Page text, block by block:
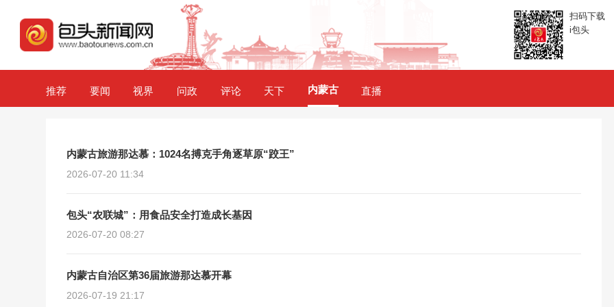
扫码下载
i包头
推荐 要闻 视界 问政 评论 天下 内蒙古 直播
内蒙古旅游那达慕：1024名搏克手角逐草原“跤王”
2026-07-20 11:34
包头“农联城”：用食品安全打造成长基因
2026-07-20 08:27
内蒙古自治区第36届旅游那达慕开幕
2026-07-19 21:17